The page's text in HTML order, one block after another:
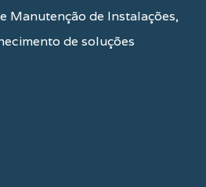
Manutenção de Instalações,
de soluções